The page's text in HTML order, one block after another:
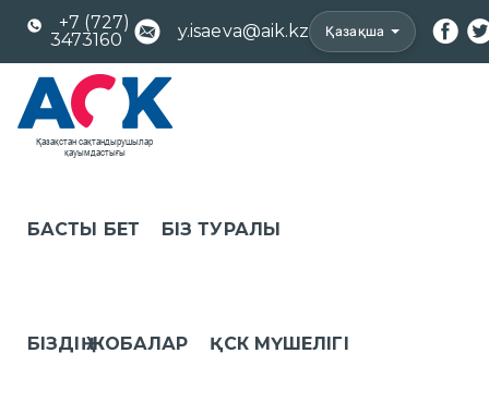
+7 (727)
3473160
y.isaeva@aik.kz Қазақша
БАСТЫ БЕТ БІЗ ТУРАЛЫ
БІЗДІҢ ЖОБАЛАР ҚСК МҮШЕЛІГІ